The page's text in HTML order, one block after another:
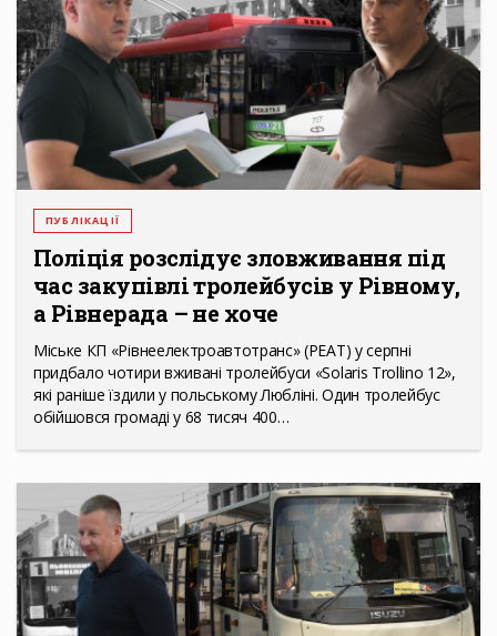
ПУБЛІКАЦІЇ
Поліція розслідує зловживання під
час закупівлі тролейбусів у Рівному,
а Рівнерада – не хоче
Міське КП «Рівнеелектроавтотранс» (РЕАТ) у серпні
придбало чотири вживані тролейбуси «Solaris Trollino 12»,
які раніше їздили у польському Любліні. Один тролейбус
обійшовся громаді у 68 тисяч 400…